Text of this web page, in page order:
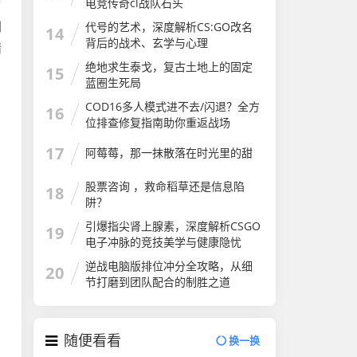
14
代号的艺术，深度解析CS:GO改名
背后的战术、玄学与心理
15
绝地求生泰戈，复古土地上的固定
蓝圈生死局
16
COD16多人模式进不去/闪退？全方
位排查修复指南助你重返战场
17 阿莓莓，那一抹散落在时光里的甜
18
股票咨询 ，救命稻草还是信息陷
阱？
19
引爆指尖肾上腺素，深度解析CSGO
电子冲脉的竞技美学与健康隐忧
20
逆战电脑版排位冲分全攻略，从细
节打磨到团队配合的制胜之道
随便看看 换一换